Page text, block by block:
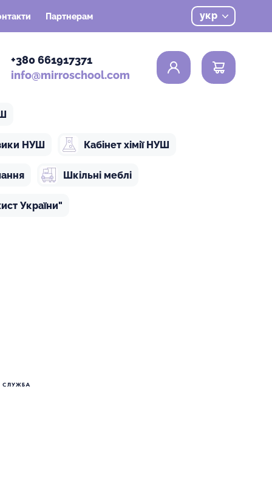
Партнерам укр
+380 661917371
info@mirroschool.com
0
НУШ Кабінет хімії НУШ
Шкільні меблі
України"